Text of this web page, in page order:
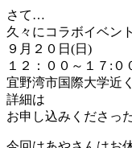
さて…
久々にコラボイベン
９月２０日(日)
１２：００～１７:０
宜野湾市国際大学近く
詳細は
お申し込みくださっ